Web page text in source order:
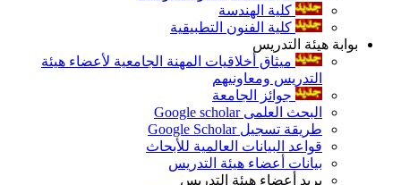
كلية الهندسة
كلية الفنون التطبيقية
بوابة هيئة التدريس
ميثاق أخلاقيات المهنة الجامعية لأعضاء هيئة
التدريس ومعاونيهم
جوائز الجامعة
البحث العلمى Google scholar
طريقة تسجيل Google Scholar
قواعد البيانات العالمية للأبحاث
بيانات أعضاء هيئة التدريس
بريد أعضاء هيئة التدريس